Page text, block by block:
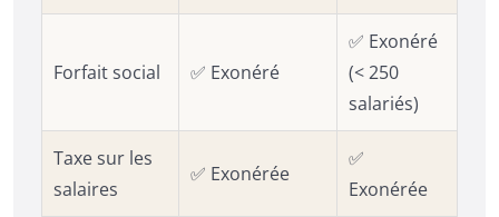
Forfait social ✅ Exonéré
✅ Exonéré
(< 250
salariés)
Taxe sur les
salaires
✅ Exonérée
✅
Exonérée